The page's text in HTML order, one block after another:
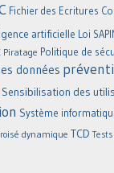
Fichier des Ecritures
artificielle Loi
Piratage Politique de
données
Sensibilisation des
Système
dynamique TCD